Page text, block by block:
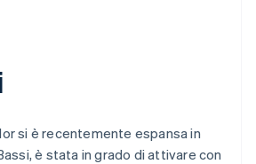
si è recentemente espansa in
è stata in grado di attivare con